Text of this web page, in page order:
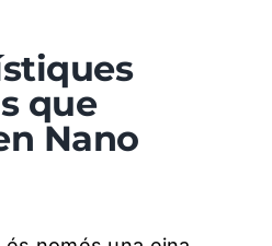
que
Nano